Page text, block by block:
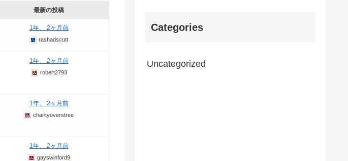
最新の投稿
1年、 2ヶ月前
rashadscutt
1年、 2ヶ月前
robert2793
1年、 2ヶ月前
charityoverstree
1年、 2ヶ月前
gayswinford9
Categories
Uncategorized